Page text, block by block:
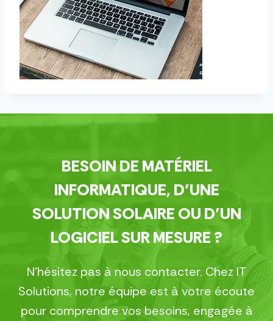
BESOIN DE MATÉRIEL
INFORMATIQUE, D’UNE
SOLUTION SOLAIRE OU D’UN
LOGICIEL SUR MESURE ?
N’hésitez pas à nous contacter. Chez IT
Solutions, notre équipe est à votre écoute
pour comprendre vos besoins, engagée à